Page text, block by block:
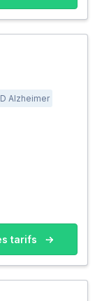
Alzheimer
tarifs